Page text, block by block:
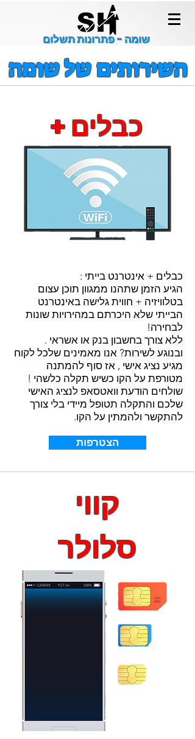
שומה - פתרונות תשלום
השירותים של שומה
כבלים +
אינטרנט
כבלים + אינטרנט בייתי :
הגיע הזמן שתהנו ממגוון תוכן עצום
בטלוויזיה + חווית גלישה באינטרנט
הבייתי שלא היכרתם במהירויות שונות
לבחירה!
ללא צורך בחשבון בנק או אשראי .
ובנוגע לשירות? אנו מאמינים שלכל לקוח
מגיע נציג אישי , אז סוף להמתנה
מטורפת על הקו כשיש תקלה כלשהי !
שולחים הודעת וואטסאפ לנציג האישי
שלכם והתקלה תטופל מיידי בלי צורך
להתקשר ולהמתין על הקו.
הצטרפות
קווי
סלולר